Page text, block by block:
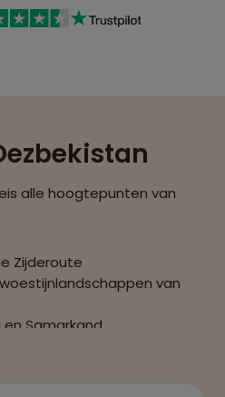
alle hoogtepunten van
Zijderoute
van
en Samarkand
de overblijfselen uit de